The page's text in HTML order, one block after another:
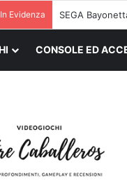
In Evidenza Logitech G
CONSOLE ED